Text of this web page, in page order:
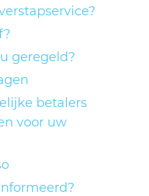
geregeld?
betalers
voor uw